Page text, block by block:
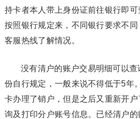
持卡者本人带上身份证前往银行即
按照银行规定来，不同银行要求不
客服热线了解情况。
没有清户的账户交易明细可以
份自行规定，一般来说不得低于5年
卡办理了销户，但是之后又重新开
询及打印分户账号信息。已经清户